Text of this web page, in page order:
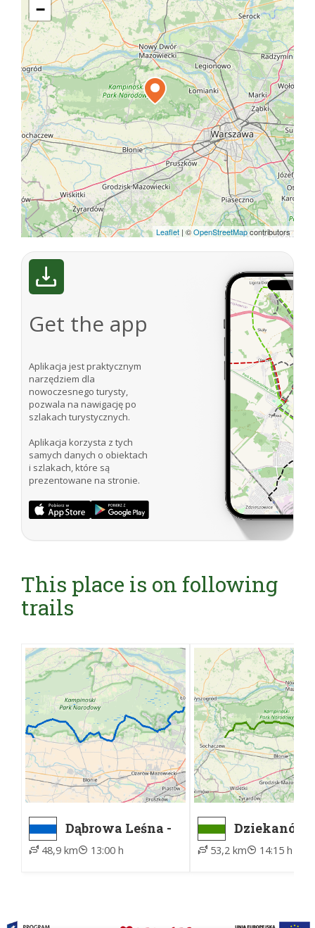
−
Leaflet | ©OpenStreetMapcontributors
Get the app
Aplikacja jest praktycznym
narzędziem dla
nowoczesnego turysty,
pozwala na nawigację po
szlakach turystycznych.
Aplikacja korzysta z tych
samych danych o obiektach
i szlakach, które są
prezentowane na stronie.
This place is on following
trails
Dąbrowa Leśna -
Kampinos, ZTM
48,9 km 13:00 h
Dziekanów
Leśny, ZTM
Żelazowa
53,2 km 14:15 h